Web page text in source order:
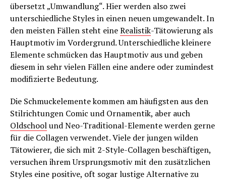
übersetzt „Umwandlung“. Hier werden also zwei
unterschiedliche Styles in einen neuen umgewandelt. In
den meisten Fällen steht eineRealistik-Tätowierung als
Hauptmotiv im Vordergrund. Unterschiedliche kleinere
Elemente schmücken das Hauptmotiv aus und geben
diesem in sehr vielen Fällen eine andere oder zumindest
modifizierte Bedeutung.
Die Schmuckelemente kommen am häufigsten aus den
Stilrichtungen Comic und Ornamentik, aber auch
Oldschoolund Neo-Traditional-Elemente werden gerne
für die Collagen verwendet. Viele der jungen wilden
Tätowierer, die sich mit 2-Style-Collagen beschäftigen,
versuchen ihrem Ursprungsmotiv mit den zusätzlichen
Styles eine positive, oft sogar lustige Alternative zu